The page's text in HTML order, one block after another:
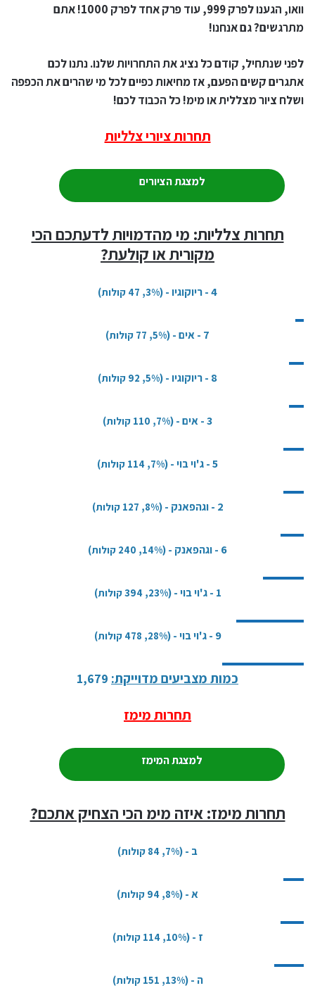
וואו, הגענו לפרק 999, עוד פרק אחד לפרק 1000! אתם
מתרגשים? גם אנחנו!
לפני שנתחיל, קודם כל נציג את התחרויות שלנו. נתנו לכם
אתגרים קשים הפעם, אז מחיאות כפיים לכל מי שהרים את הכפפה
ושלח ציור מצללית או מימ! כל הכבוד לכם!
תחרות ציורי צלליות
למצגת הציורים
תחרות צלליות: מי מהדמויות לדעתכם הכי
מקורית או קולעת?
4 - ריוקוגיו - (
3%, 47 קולות)
7 - אים - (
5%, 77 קולות)
8 - ריוקוגיו - (
5%, 92 קולות)
3 - אים - (
7%, 110 קולות)
5 - ג'וי בוי - (
7%, 114 קולות)
2 - וגהפאנק - (
8%, 127 קולות)
6 - וגהפאנק - (
14%, 240 קולות)
1 - ג'וי בוי - (
23%, 394 קולות)
9 - ג'וי בוי - (
28%, 478 קולות)
כמות מצביעים מדוייקת: 1,679
תחרותמימז
למצגת המימז
תחרות מימז: איזה מימ הכי הצחיק אתכם?
ב - (
7%, 84 קולות)
א- (
8%, 94 קולות)
ז - (
10%, 114 קולות)
ה - (
13%, 151 קולות)